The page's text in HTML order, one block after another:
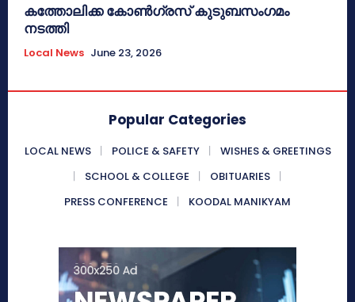
കത്തോലിക്ക കോൺഗ്രസ് കുടുബസംഗമം
നടത്തി
Local News June 23, 2026
Popular Categories
LOCAL NEWS POLICE & SAFETY
WISHES & GREETINGS
SCHOOL & COLLEGE
OBITUARIES
PRESS CONFERENCE
KOODAL MANIKYAM